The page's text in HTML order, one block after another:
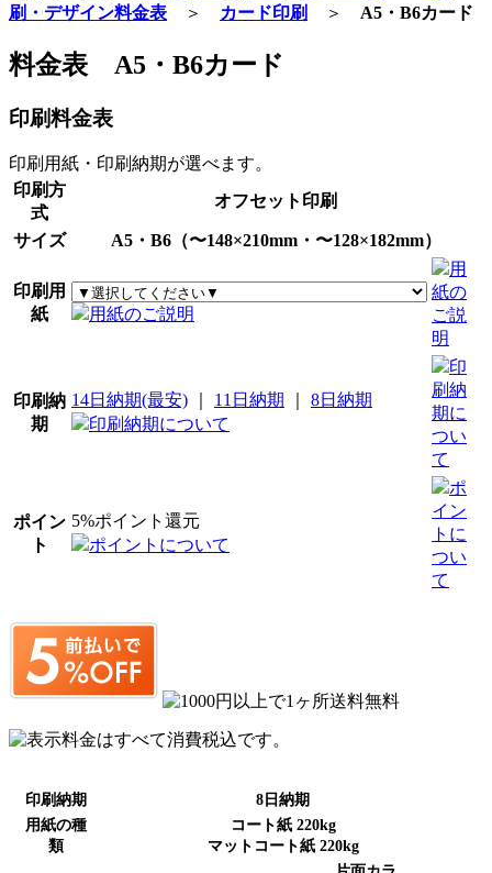
刷・デザイン料金表 ＞ カード印刷 ＞ A5・B6カード
料金表 A5・B6カード
印刷料金表
印刷用紙・印刷納期が選べます。
印刷方
式
オフセット印刷
サイズ A5・B6（〜148×210mm・〜128×182mm）
印刷用
紙
用紙のご説明
用
紙の
ご説
明
印刷納
期
14日納期(最安) 11日納期
8日納期
印刷納期について
印
刷納
期に
つい
て
ポイン
ト
5%ポイント還元
ポイントについて
ポ
イン
トに
つい
て